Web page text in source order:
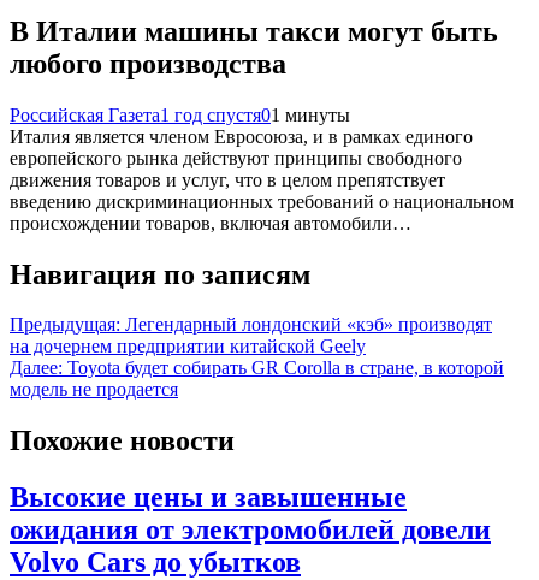
В Италии машины такси могут быть
любого производства
Российская Газета1 год спустя01 минуты
Италия является членом Евросоюза, и в рамках единого
европейского рынка действуют принципы свободного
движения товаров и услуг, что в целом препятствует
введению дискриминационных требований о национальном
происхождении товаров, включая автомобили…
Навигация по записям
Предыдущая: Легендарный лондонский «кэб» производят
на дочернем предприятии китайской Geely
Далее: Toyota будет собирать GR Corolla в стране, в которой
модель не продается
Похожие новости
Высокие цены и завышенные
ожидания от электромобилей довели
Volvo Cars до убытков